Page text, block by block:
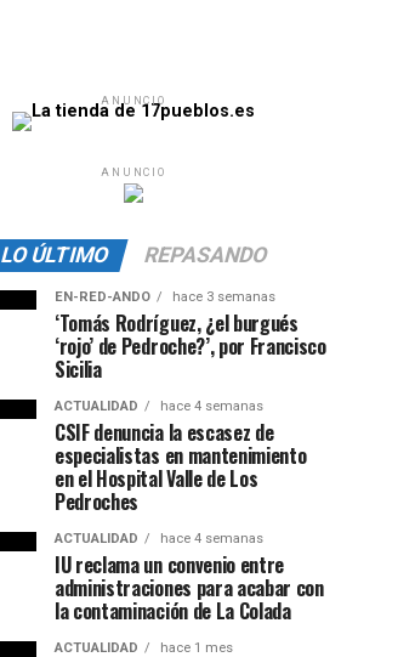
ANUNCIO
ANUNCIO
LO ÚLTIMO REPASANDO
EN-RED-ANDO hace 3 semanas
‘Tomás Rodríguez, ¿el burgués
‘rojo’ de Pedroche?’, por Francisco
Sicilia
ACTUALIDAD hace 4 semanas
CSIF denuncia la escasez de
especialistas en mantenimiento
en el Hospital Valle de Los
Pedroches
ACTUALIDAD hace 4 semanas
IU reclama un convenio entre
administraciones para acabar con
la contaminación de La Colada
ACTUALIDAD hace 1 mes